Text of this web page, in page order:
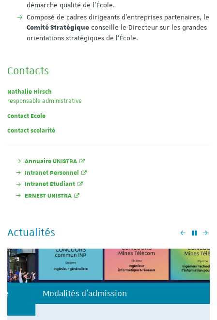
Contacts
Nathalie Hirsch
responsable administrative
Contact Ecole
Contact scolarité
Annuaire UNISTRA
Intranet Personnel
Intranet Etudiant
ERNEST UNISTRA
démarche qualité de l’École.
Composé de cadres dirigeants d'entreprises partenaires, le
Comité Stratégiqueconseille le Directeur sur les grandes
orientations stratégiques de l'École.
Actualités Précédent
Modalités d'admission